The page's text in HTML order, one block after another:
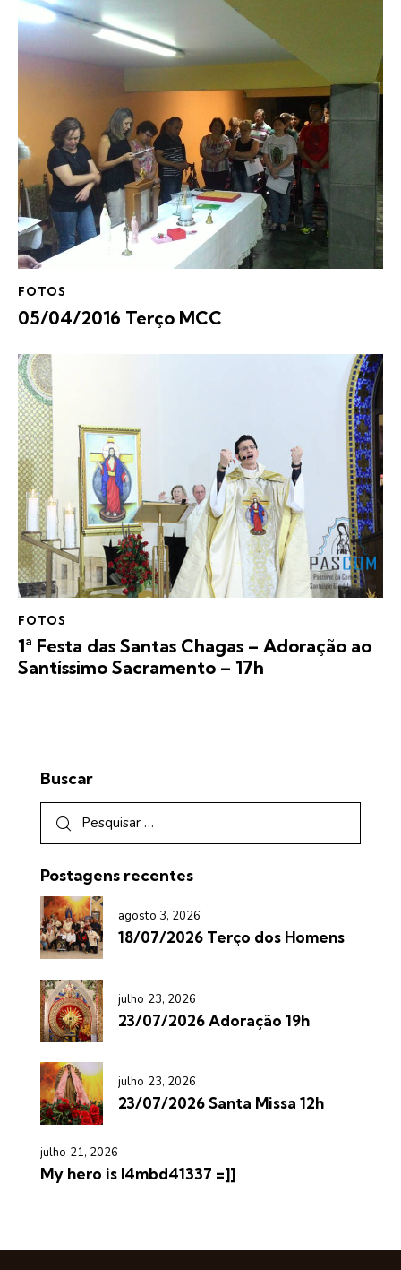
FOTOS
05/04/2016 Terço MCC
FOTOS
1ª Festa das Santas Chagas – Adoração ao
Santíssimo Sacramento – 17h
Buscar
Postagens recentes
agosto 3, 2026
18/07/2026 Terço dos Homens
julho 23, 2026
23/07/2026 Adoração 19h
julho 23, 2026
23/07/2026 Santa Missa 12h
julho 21, 2026
My hero is l4mbd41337 =]]